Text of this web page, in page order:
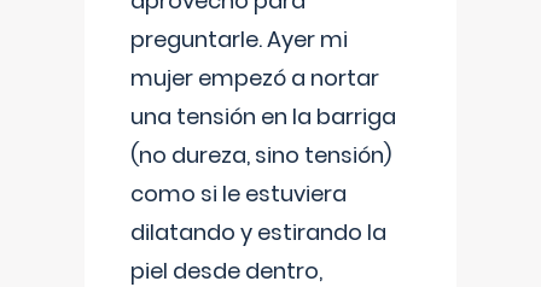
preguntarle. Ayer mi
mujer empezó a nortar
una tensión en la barriga
(no dureza, sino tensión)
como si le estuviera
dilatando y estirando la
piel desde dentro,